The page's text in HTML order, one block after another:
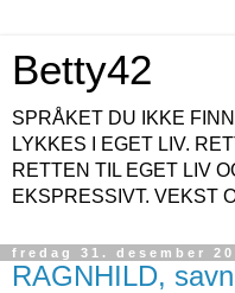
Betty42
SPRÅKET DU IKKE
LYKKES I EGET LIV.
RETTEN TIL EGET LIV
EKSPRESSIVT. VEKST
fredag 31. desember
RAGNHILD,